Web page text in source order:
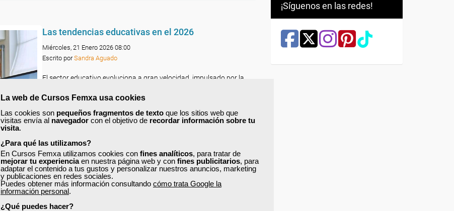
La web de Cursos Femxa usa cookies
Las cookies son pequeños fragmentos de texto que los sitios web que
visitas envía al navegador con el objetivo de recordar información sobre tu
visita.
¿Para qué las utilizamos?
En Cursos Femxa utilizamos cookies con fines analíticos, para tratar de
mejorar tu experienciaen nuestra página web y con fines publicitarios, para
adaptar el contenido a tus gustos y personalizar nuestros anuncios, marketing
y publicaciones en redes sociales.
Puedes obtener más información consultando cómo trata Google la
información personal.
¿Qué puedes hacer?
Las tendencias educativas en el 2026
Miércoles, 21 Enero 2026 08:00
Escrito porSandra Aguado
El sector educativo evoluciona a gran velocidad, impulsado por la
del mercado laboral y un alumnado cada vez más diverso.
Ante este contexto, la formación online y presencial vive una etapa
de profunda renovación que impacta tanto en los contenidos como
formando.
En este artículo analizamos las principales tendencias educativas
en 2026, con un enfoque práctico, actual y centrado en cómo estas
innovaciones afectan a la manera en que enseñamos, aprendemos y
trabajamos.
Leer más ...
¡Síguenos en las redes!